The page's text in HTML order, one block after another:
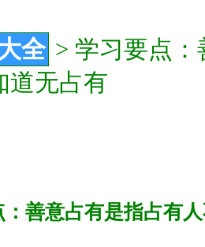
全 > 学习要点
道无占有
：善意占有是指占有